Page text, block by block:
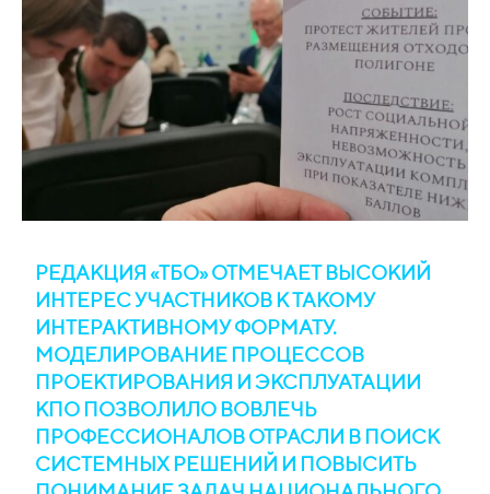
РЕДАКЦИЯ «ТБО» ОТМЕЧАЕТ ВЫСОКИЙ
ИНТЕРЕС УЧАСТНИКОВ К ТАКОМУ
ИНТЕРАКТИВНОМУ ФОРМАТУ.
МОДЕЛИРОВАНИЕ ПРОЦЕССОВ
ПРОЕКТИРОВАНИЯ И ЭКСПЛУАТАЦИИ
КПО ПОЗВОЛИЛО ВОВЛЕЧЬ
ПРОФЕССИОНАЛОВ ОТРАСЛИ В ПОИСК
СИСТЕМНЫХ РЕШЕНИЙ И ПОВЫСИТЬ